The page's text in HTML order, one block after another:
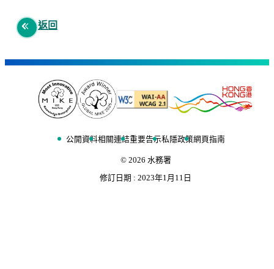
返回
公開資料相關連結重要告示私隱政策網頁指南
© 2026 水務署
修訂日期 :2023年1月11日